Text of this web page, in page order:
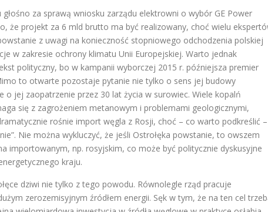
za sprawą wniosku zarządu elektrowni o wybór GE Power
że projekt za 6 mld brutto ma być realizowany, choć wielu
z uwagi na konieczność stopniowego odchodzenia polskiej
w zakresie ochrony klimatu Unii Europejskiej. Warto jednak
polityczny, bo w kampanii wyborczej 2015 r. późniejsza premier
to otwarte pozostaje pytanie nie tylko o sens jej budowy
jej zaopatrzenie przez 30 lat życia w surowiec. Wiele kopalń
się z zagrożeniem metanowym i problemami geologicznymi,
rośnie import węgla z Rosji, choć – co warto podkreślić –
Nie można wykluczyć, że jeśli Ostrołęka powstanie, to owszem
importowanym, np. rosyjskim, co może być politycznie dyskusyjne
kraju.
dziwi nie tylko z tego powodu. Równolegle rząd pracuje
zerozemisyjnym źródłem energii. Sęk w tym, że na ten cel